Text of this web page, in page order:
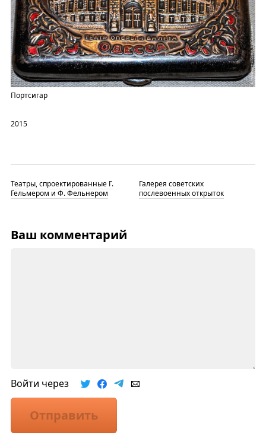
Портсигар
2015
Театры, спроектированные Г.
Гельмером и Ф. Фельнером
Галерея советских
послевоенных открыток
Ваш комментарий
Войти через
Отправить